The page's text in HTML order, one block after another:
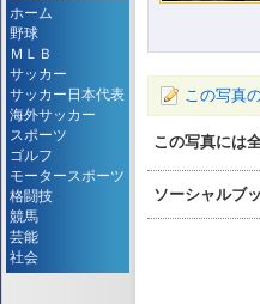
この写真
この写真には
ソーシャルブ
ホーム
野球
ＭＬＢ
サッカー
サッカー日本代表
海外サッカー
スポーツ
ゴルフ
モータースポーツ
格闘技
競馬
芸能
社会